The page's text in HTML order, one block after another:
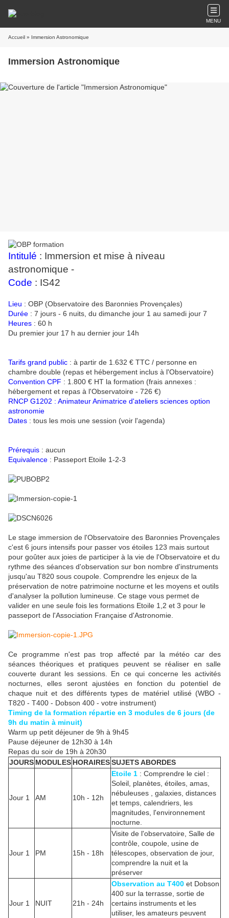
MENU
Accueil » Immersion Astronomique
Immersion Astronomique
Intitulé : Immersion et mise à niveau
astronomique -
Code : IS42
Lieu : OBP (Observatoire des Baronnies Provençales)
Durée : 7 jours - 6 nuits, du dimanche jour 1 au samedi jour 7
Heures : 60 h
Du premier jour 17 h au dernier jour 14h
Tarifs grand public : à partir de 1.632 € TTC / personne en
chambre double (repas et hébergement inclus à l'Observatoire)
Convention CPF : 1.800 € HT la formation (frais annexes :
hébergement et repas à l'Observatoire - 726 €)
RNCP G1202 : Animateur Animatrice d'ateliers sciences option
astronomie
Dates : tous les mois une session (voir l'agenda)
Prérequis : aucun
Equivalence : Passeport Etoile 1-2-3
Le stage immersion de l'Observatoire des Baronnies Provençales
c'est 6 jours intensifs pour passer vos étoiles 123 mais surtout
pour goûter aux joies de participer à la vie de l'Observatoire et du
rythme des séances d'observation sur bon nombre d'instruments
jusqu'au T820 sous coupole. Comprendre les enjeux de la
préservation de notre patrimoine nocturne et les moyens et outils
d'analyser la pollution lumineuse. Ce stage vous permet de
valider en une seule fois les formations Etoile 1,2 et 3 pour le
passeport de l'Association Française d'Astronomie.
Ce programme n'est pas trop affecté par la météo car des
séances théoriques et pratiques peuvent se réaliser en salle
couverte durant les sessions. En ce qui concerne les activités
nocturnes, elles seront ajustées en fonction du potentiel de
chaque nuit et des différents types de matériel utilisé (WBO -
T820 - T400 - Dobson 400 - votre instrument)
Timing de la formation répartie en 3 modules de 6 jours (de
9h du matin à minuit)
Warm up petit déjeuner de 9h à 9h45
Pause déjeuner de 12h30 à 14h
Repas du soir de 19h à 20h30
JOURS MODULES HORAIRESSUJETS ABORDES
Jour 1 AM 10h - 12h
Etoile 1 : Comprendre le ciel :
Soleil, planètes, étoiles, amas,
nébuleuses , galaxies, distances
et temps, calendriers, les
magnitudes, l'environnement
nocturne.
Jour 1 PM 15h - 18h
Visite de l'observatoire, Salle de
contrôle, coupole, usine de
télescopes, observation de jour,
comprendre la nuit et la
préserver
Jour 1 NUIT 21h - 24h
Observation au T400 et Dobson
400 sur la terrasse, sortie de
certains instruments et les
utiliser, les amateurs peuvent